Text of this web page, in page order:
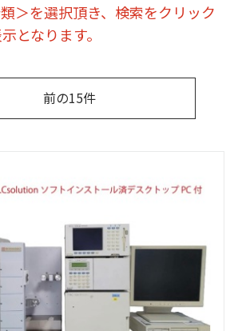
＞を選択頂き、検索をクリック
となります。
前の15件